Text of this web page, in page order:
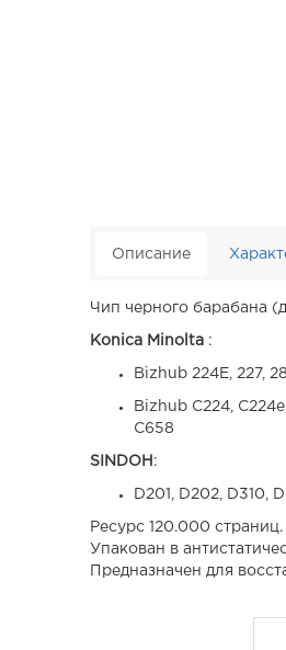
Описание
Чип черного барабана
Konica Minolta :
Bizhub 224E, 227,
Bizhub C224,
C658
SINDOH :
D201, D202, D310,
Ресурс 120.000 страниц.
Упакован в
Предназначен для